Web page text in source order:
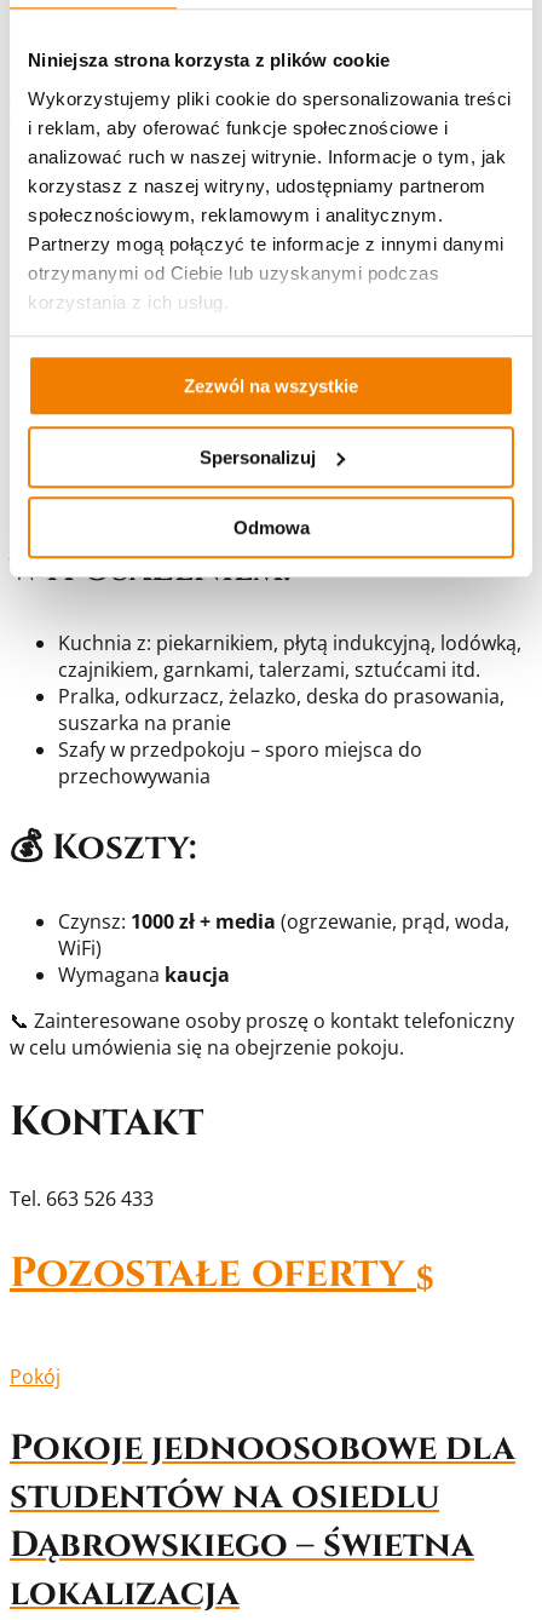
Niniejsza strona korzysta z plików cookie
Wykorzystujemy pliki cookie do spersonalizowania treści
i reklam, aby oferować funkcje społecznościowe i
analizować ruch w naszej witrynie. Informacje o tym, jak
korzystasz z naszej witryny, udostępniamy partnerom
społecznościowym, reklamowym i analitycznym.
Partnerzy mogą połączyć te informacje z innymi danymi
otrzymanymi od Ciebie lub uzyskanymi podczas
korzystania z ich usług.
Zezwól na wszystkie
Spersonalizuj
Odmowa
czyDeloitte
.
🚗 Szybki dojazd do centrum, autostrady i największych
firm w okolicy.
Spokojna, dobrze skomunikowana okolica – świetna na
co dzień.
🛏️ Pokój 1-osobowy – w
pełni wyposażony:
Biurko z krzesłem
Szafa, komoda
Szybki Internet WiFi
🍽️ Mieszkanie z pełnym
wyposażeniem:
Kuchnia z: piekarnikiem, płytą indukcyjną, lodówką,
czajnikiem, garnkami, talerzami, sztućcami itd.
Pralka, odkurzacz, żelazko, deska do prasowania,
suszarka na pranie
Szafy w przedpokoju – sporo miejsca do
przechowywania
💰 Koszty:
Czynsz: 1000 zł + media (ogrzewanie, prąd, woda,
WiFi)
Wymagana kaucja
📞 Zainteresowane osoby proszę o kontakt telefoniczny
w celu umówienia się na obejrzenie pokoju.
Kontakt
Tel. 663 526 433
Pozostałe oferty$
Pokój
Pokoje jednoosobowe dla
studentów na osiedlu
Dąbrowskiego – świetna
lokalizacja